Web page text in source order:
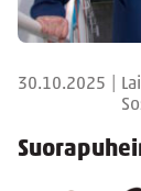
30.10.2025